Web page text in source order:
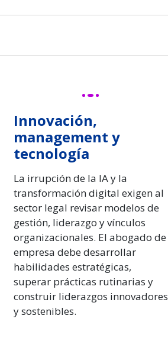
Innovación,
management y
tecnología
La irrupción de la IA y la
transformación digital exigen al
sector legal revisar modelos de
gestión, liderazgo y vínculos
organizacionales. El abogado de
empresa debe desarrollar
habilidades estratégicas,
superar prácticas rutinarias y
construir liderazgos innovadores
y sostenibles.